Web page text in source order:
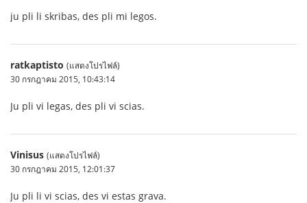
ju pli li skribas, des pli mi legos.
ratkaptisto (แสดงโปรไฟล์)
30 กรกฎาคม 2015, 10:43:14
Ju pli vi legas, des pli vi scias.
Vinisus (แสดงโปรไฟล์)
30 กรกฎาคม 2015, 12:01:37
Ju pli li vi scias, des vi estas grava.